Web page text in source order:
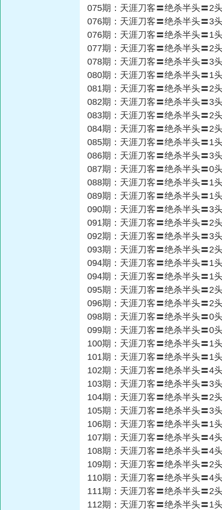
075期：天涯刀客〓绝杀半头〓2
076期：天涯刀客〓绝杀半头〓3
076期：天涯刀客〓绝杀半头〓1
077期：天涯刀客〓绝杀半头〓2
078期：天涯刀客〓绝杀半头〓3
080期：天涯刀客〓绝杀半头〓1
081期：天涯刀客〓绝杀半头〓2
082期：天涯刀客〓绝杀半头〓3
083期：天涯刀客〓绝杀半头〓2
084期：天涯刀客〓绝杀半头〓2
085期：天涯刀客〓绝杀半头〓1
086期：天涯刀客〓绝杀半头〓3
087期：天涯刀客〓绝杀半头〓0
088期：天涯刀客〓绝杀半头〓1
089期：天涯刀客〓绝杀半头〓1
090期：天涯刀客〓绝杀半头〓3
091期：天涯刀客〓绝杀半头〓2
092期：天涯刀客〓绝杀半头〓3
093期：天涯刀客〓绝杀半头〓2
094期：天涯刀客〓绝杀半头〓1
094期：天涯刀客〓绝杀半头〓1
095期：天涯刀客〓绝杀半头〓2
096期：天涯刀客〓绝杀半头〓2
098期：天涯刀客〓绝杀半头〓0
099期：天涯刀客〓绝杀半头〓0
100期：天涯刀客〓绝杀半头〓1
101期：天涯刀客〓绝杀半头〓1
102期：天涯刀客〓绝杀半头〓4
103期：天涯刀客〓绝杀半头〓3
104期：天涯刀客〓绝杀半头〓2
105期：天涯刀客〓绝杀半头〓3
106期：天涯刀客〓绝杀半头〓1
107期：天涯刀客〓绝杀半头〓4
108期：天涯刀客〓绝杀半头〓4
109期：天涯刀客〓绝杀半头〓2
110期：天涯刀客〓绝杀半头〓4
111期：天涯刀客〓绝杀半头〓2
112期：天涯刀客〓绝杀半头〓1